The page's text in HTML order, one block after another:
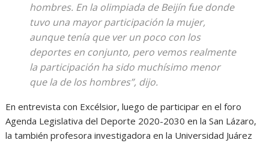
hombres. En la olimpiada de Beijín fue donde
tuvo una mayor participación la mujer,
aunque tenía que ver un poco con los
deportes en conjunto, pero vemos realmente
la participación ha sido muchísimo menor
que la de los hombres”, dijo.
En entrevista con Excélsior, luego de participar en el foro
Agenda Legislativa del Deporte 2020-2030 en la San Lázaro,
la también profesora investigadora en la Universidad Juárez